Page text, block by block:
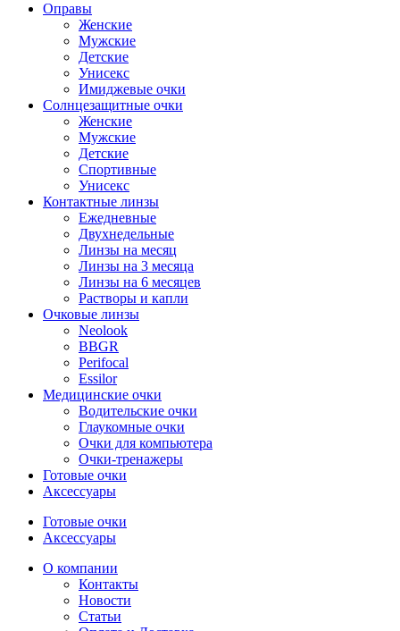
Оправы
Женские
Мужские
Детские
Унисекс
Имиджевые очки
Солнцезащитные очки
Женские
Мужские
Детские
Спортивные
Унисекс
Контактные линзы
Ежедневные
Двухнедельные
Линзы на месяц
Линзы на 3 месяца
Линзы на 6 месяцев
Растворы и капли
Очковые линзы
Neolook
BBGR
Perifocal
Essilor
Медицинские очки
Водительские очки
Глаукомные очки
Очки для компьютера
Очки-тренажеры
Готовые очки
Аксессуары
Готовые очки
Аксессуары
О компании
Контакты
Новости
Статьи